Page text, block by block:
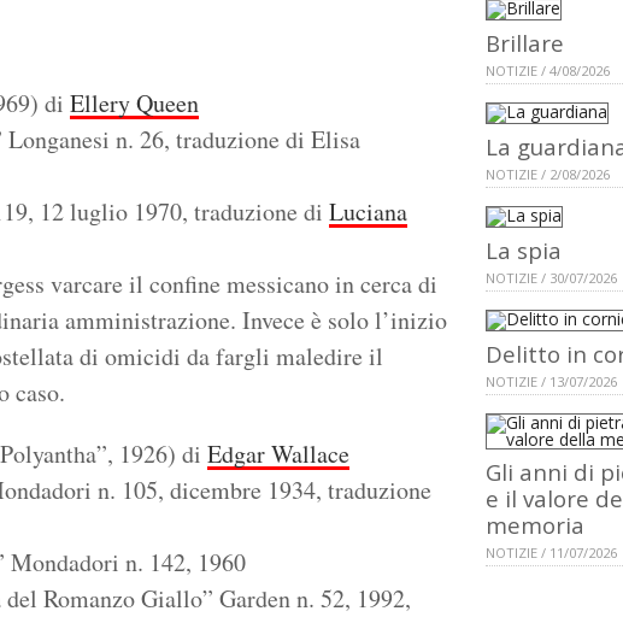
di Ellery Queen
n. 26, traduzione di Elisa
12 luglio 1970, traduzione di Luciana
varcare il confine messicano in cerca di
amministrazione. Invece è solo l’inizio
di omicidi da fargli maledire il
caso.
1926) di Edgar Wallace
n. 105, dicembre 1934, traduzione
n. 142, 1960
Romanzo Giallo” Garden n. 52, 1992,
Brillare
NOTIZIE / 4/08/2026
La
NOTIZIE / 2/08/2026
La spia
NOTIZIE / 30/07/2026
Delitto in
NOTIZIE / 13/07/2026
Gli anni di
e il valore
memoria
NOTIZIE / 11/07/2026